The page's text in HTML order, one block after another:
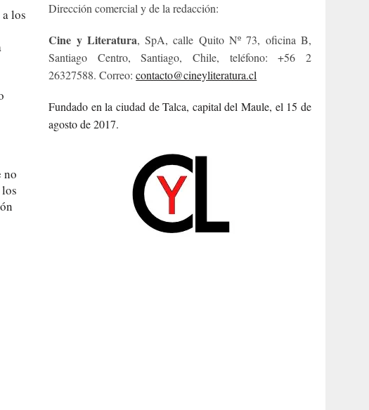
los
no
Dirección comercial y de la redacción:
Cine y Literatura, SpA, calle Quito Nº 73, oficina B,
Santiago Centro, Santiago, Chile, teléfono: +56 2
26327588. Correo:contacto@cineyliteratura.cl
Fundado en la ciudad de Talca, capital del Maule, el 15 de
agosto de 2017.